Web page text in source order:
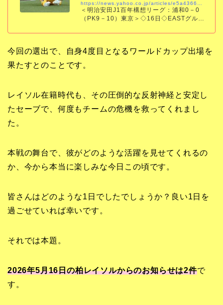
https://news.yahoo.co.jp/articles/e5a436610c35f371591a53734de30e8e88c53a68
＜明治安田J1百年構想リーグ：浦和0－0
（PK9－10）東京＞◇16日◇EASTグルー
ッズと0－0からPK戦に突入し、互いに13
今回の選出で、自身4度目となるワールドカップ出場を
果たすとのことです。
レイソル在籍時代も、その圧倒的な反射神経と安定し
たセーブで、何度もチームの危機を救ってくれまし
た。
本戦の舞台で、彼がどのような活躍を見せてくれるの
か、今から本当に楽しみな今日この頃です。
皆さんはどのような1日でしたでしょうか？良い1日を
過ごせていれば幸いです。
それでは本題。
2026年5月16日の柏レイソルからのお知らせは2件で
す。